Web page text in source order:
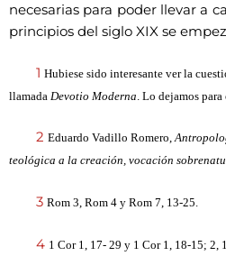
necesarias para poder llevar a
principios del siglo XIX se
1 Hubiese sido interesante ver la
llamada Devotio Moderna . Lo dejamos
2 Eduardo Vadillo Romero,
teológica a la creación, vocación
3 Rom 3, Rom 4 y Rom 7, 13-25.
4 1 Cor 1, 17- 29 y 1 Cor 1, 18-15; 2,